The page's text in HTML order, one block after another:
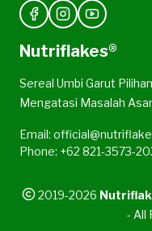
Nutriflakes®
Sereal Umbi Garut
Mengatasi Masalah
Email:
Phone: +62 821-3573-
2019-2026
- All